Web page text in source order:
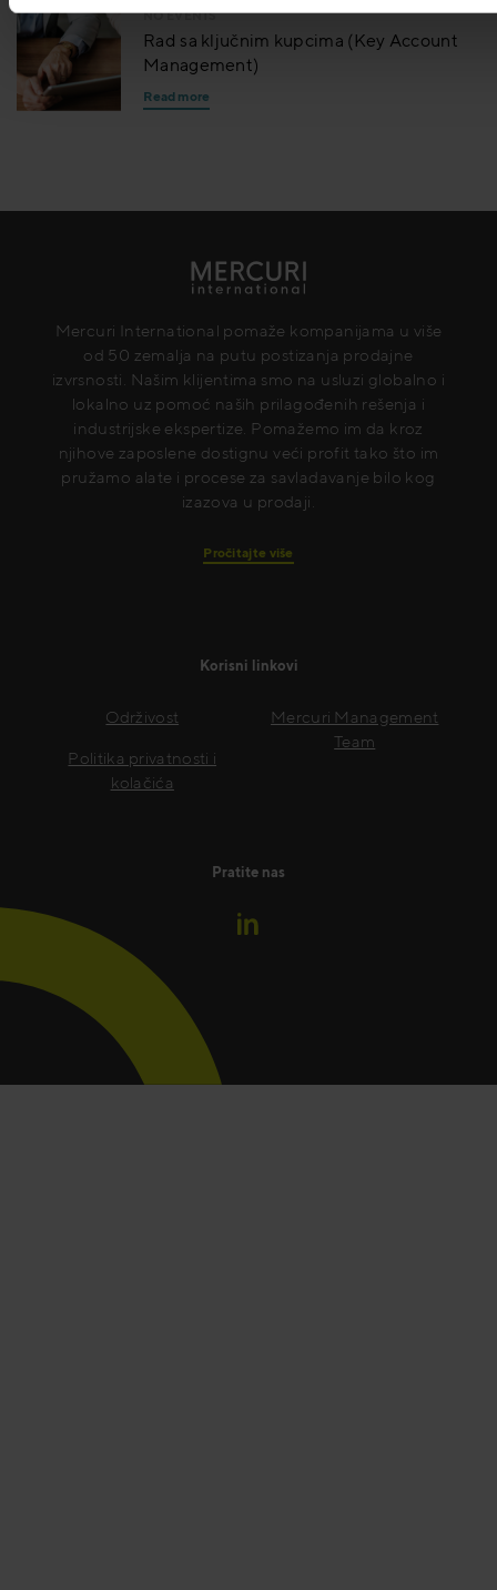
NO EVENTS
Rad sa ključnim kupcima (Key Account
Management)
Read more
Mercuri International pomaže kompanijama u više
od 50 zemalja na putu postizanja prodajne
izvrsnosti. Našim klijentima smo na usluzi globalno i
lokalno uz pomoć naših prilagođenih rešenja i
industrijske ekspertize. Pomažemo im da kroz
njihove zaposlene dostignu veći profit tako što im
pružamo alate i procese za savladavanje bilo kog
izazova u prodaji.
Pročitajte više
Korisni linkovi
Održivost
Politika privatnosti i
kolačića
Mercuri Management
Team
Pratite nas